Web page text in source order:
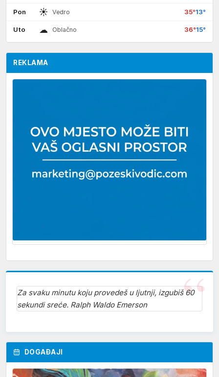
Pon ☀ Vedro 35°13°
Uto ☁ Oblačno 36°15°
REKLAMA
Za svaku minutu koju provedeš u ljutnji, izgubiš 60
sekundi sreće. Ralph Waldo Emerson
DOGAĐAJI